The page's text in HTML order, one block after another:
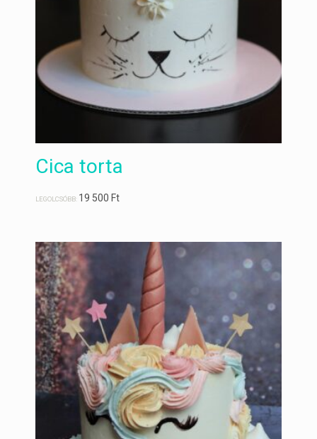
Cica torta
LEGOLCSÓBB: 19 500Ft